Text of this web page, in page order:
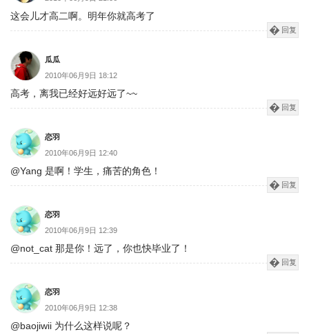
这会儿才高二啊。明年你就高考了
回复
瓜瓜
2010年06月9日 18:12
高考，离我已经好远好远了~~
回复
恋羽
2010年06月9日 12:40
@Yang 是啊！学生，痛苦的角色！
回复
恋羽
2010年06月9日 12:39
@not_cat 那是你！远了，你也快毕业了！
回复
恋羽
2010年06月9日 12:38
@baojiwii 为什么这样说呢？